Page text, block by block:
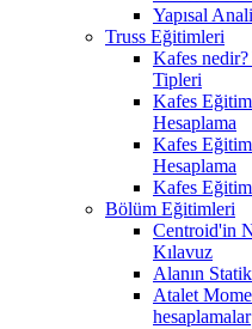
Yapısal
Truss Eğitimleri
Kafes nedir?
Tipleri
Kafes
Hesaplama
Kafes
Hesaplama
Kafes
Bölüm Eğitimleri
Centroid'in
Kılavuz
Alanın
Atalet
hesaplamalar